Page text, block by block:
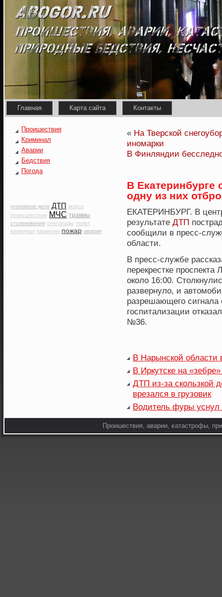
Главная Карта сайта Контакты
Проишествия
Криминал
Аварии
Бедствия
Погода
уголовное дело ДТП мороз
происшествие МЧС травмы
столкновения снегопады полет
криминал карантин пожар авария
« На Тверской
иномарки
В Финляндии
В Екатеринбурге
одну из них
ЕКАТЕРИНБУРГ. В
результате ДТП
сообщили в пресс-
области.
В пресс-службе
перекрестке
около 16:00.
развернуло, и
разрешающего
госпитализации
№36.
В Нарынской области
В Иркутске на
ДТП из-за скользкой
врезался в грузовик
Водитель фуры уснул
Прοишествия, аварии, κатастрοфы,